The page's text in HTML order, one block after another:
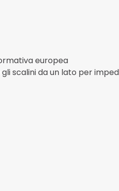
europea
scalini da un lato per